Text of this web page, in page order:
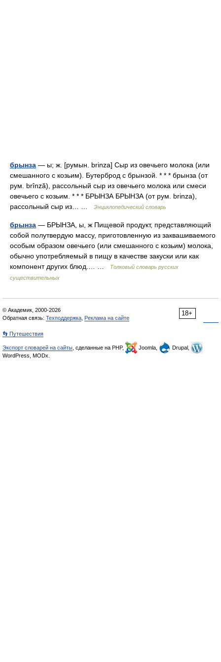
брынза — ы; ж. [румын. brinza] Сыр из овечьего молока (или
смешанного с козьим). Бутерброд с брынзой. * * * брынза (от
рум. brînză), рассольный сыр из овечьего молока или смеси
овечьего с козьим. * * * БРЫНЗА БРЫНЗА (от рум. brinza),
рассольный сыр из… …
Энциклопедический словарь
брынза — БРЫНЗА, ы, ж Пищевой продукт, представляющий
собой полутвердую массу, приготовленную из заквашиваемого
особым образом овечьего (или смешанного с козьим) молока,
обычно употребляемый в пищу в качестве закуски или как
компонент других блюд.… …
Толковый словарь русских
существительных
18+
© Академик, 2000-2026
Обратная связь: Техподдержка Реклама на сайте
👣 Путешествия
Экспорт словарей на сайты , сделанные на PHP, Joomla,
Drupal,
WordPress, MODx.